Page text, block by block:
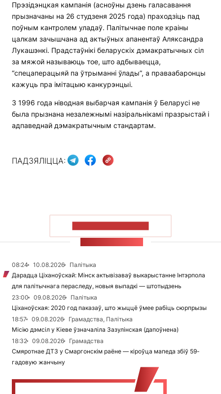
Прэзідэнцкая кампанія (асноўны дзень галасавання
прызначаны на 26 студзеня 2025 года) праходзіць пад
поўным кантролем уладаў. Палітычнае поле краіны
цалкам зачышчана ад актыўных апанентаў Аляксандра
Лукашэнкі. Прадстаўнікі беларускіх дэмакратычных сіл
за мяжой называюць тое, што адбываецца,
“спецаперацыяй па ўтрыманні ўлады”, а праваабаронцы
кажуць пра імітацыю канкурэнцыі.
З 1996 года ніводная выбарчая кампанія ў Беларусі не
была прызнана незалежнымі назіральнікамі празрыстай і
адпаведнай дэмакратычным стандартам.
ПАДЗЯЛІЦЦА:
08:24 10.08.2026
Палітыка
Дарадца Ціханоўскай: Мінск актывізаваў выкарыстанне Інтэрпола
для палітычнага пераследу, новыя выпадкі — штотыдзень
23:00
09.08.2026
Палітыка
Ціханоўская: 2020 год паказаў, што жыццё ўмее рабіць сюрпрызы
18:57
09.08.2026
Грамадства, Палітыка
Місію дэмсіл у Кіеве ўзначаліла Зазулінская (дапоўнена)
18:32
09.08.2026
Грамадства
Смяротнае ДТЗ у Смаргонскім раёне — кіроўца мапеда збіў 59-
гадовую жанчыну